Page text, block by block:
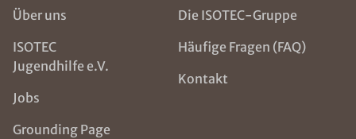
Über uns
ISOTEC
Jugendhilfe e.V.
Jobs
Grounding Page
Die ISOTEC-Gruppe
Häufige Fragen (FAQ)
Kontakt